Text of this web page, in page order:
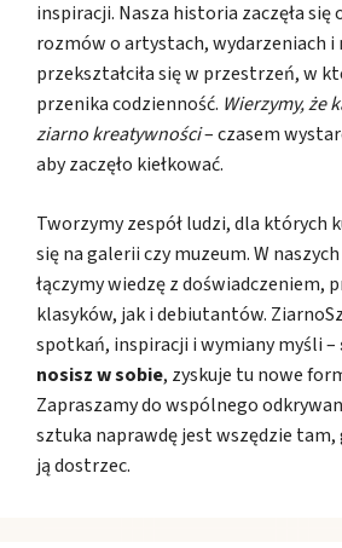
inspiracji. Nasza historia zaczęła się
rozmów o artystach, wydarzeniach i
przekształciła się w przestrzeń, w
przenika codzienność. Wierzymy, że
ziarno kreatywności– czasem
aby zaczęło kiełkować.
Tworzymy zespół ludzi, dla których
się na galerii czy muzeum. W
łączymy wiedzę z doświadczeniem,
klasyków, jak i debiutantów.
spotkań, inspiracji i wymiany myśli –
nosisz w sobie, zyskuje tu nowe
Zapraszamy do wspólnego
sztuka naprawdę jest wszędzie tam,
ją dostrzec.